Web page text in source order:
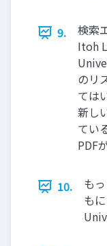
9.
検索
Itoh
のリ
ては
新し
てい
PDF
10.
も
も